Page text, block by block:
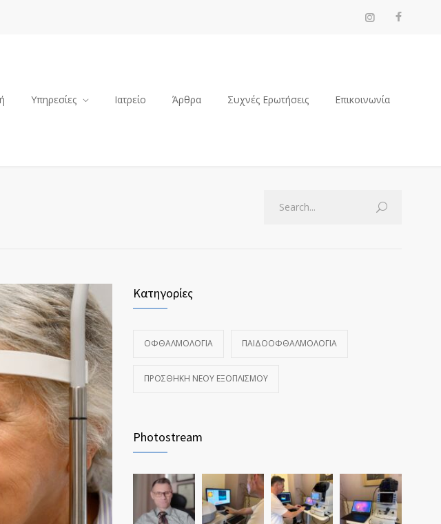
Υπηρεσίες Ιατρείο Άρθρα Συχνές Ερωτήσεις Επικοινωνία
Κατηγορίες
ΟΦΘΑΛΜΟΛΟΓΊΑ ΠΑΙΔΟΟΦΘΑΛΜΟΛΟΓΊΑ
ΠΡΟΣΘΉΚΗ ΝΈΟΥ ΕΞΟΠΛΙΣΜΟΎ
Photostream